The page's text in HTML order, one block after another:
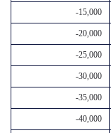
-15,000
-20,000
-25,000
-30,000
-35,000
-40,000